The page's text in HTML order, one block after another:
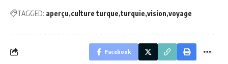
TAGGED: aperçu culture turque turquie vision voyage
Facebook